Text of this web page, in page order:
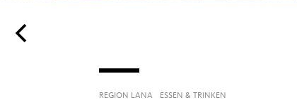
REGION LANA ESSEN & TRINKEN